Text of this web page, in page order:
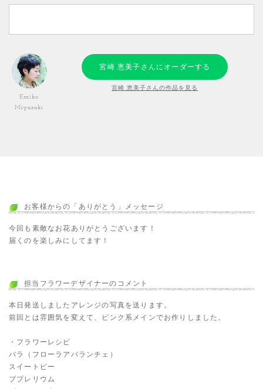
Emiko
Miyazaki
宮崎 恵美子さんにオーダーする
宮崎 恵美子さんの作品を見る
お客様からの「ありがとう」メッセージ
今回も素敵なお花ありがとうございます！
届くのを楽しみにしてます！
担当フラワーデザイナーのコメント
本日発送しましたアレンジの写真を送ります。
前回とは雰囲気を変えて、ピンク系メインでお作りしました。
・フラワーレシピ
バラ（フローラアバランチェ）
スイートピー
ブプレリウム